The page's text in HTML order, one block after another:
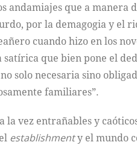
que a manera
por la demagogia y el
cuando hizo en los
que bien pone el
solo necesaria sino
familiares”.
la vez entrañables y
establishmenty el mundo